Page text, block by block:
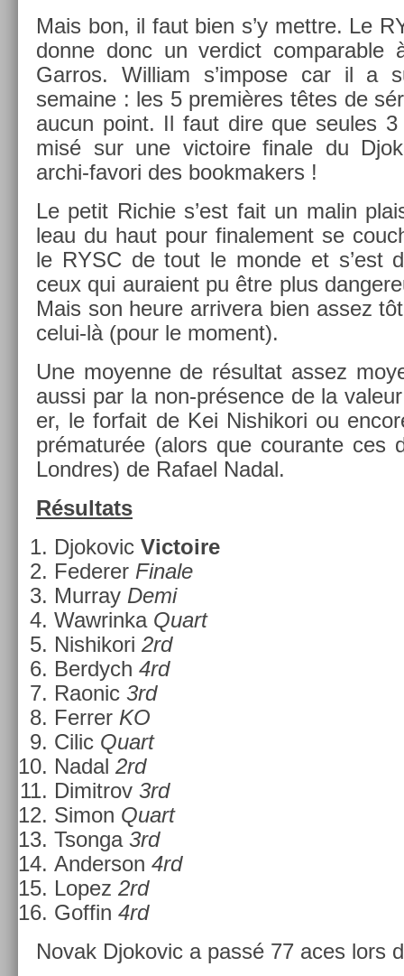
Mais bon, il faut bien s’y mettre. Le
donne donc un ver­dict com­par­able
Garros. Wil­liam s’im­pose car il a
semaine : les 5 premières têtes de
aucun point. Il faut dire que seules 3
misé sur une vic­toire fin­ale du
archi-favori des book­mak­ers !
Le petit Ric­hie s’est fait un malin
leau du haut pour fin­ale­ment se
le RYSC de tout le monde et s’est
ceux qui auraient pu être plus
Mais son heure ar­rivera bien assez
celui-là (pour le mo­ment).
Une moyen­ne de résul­tat assez
aussi par la non-présence de la
er, le for­fait de Kei Nis­hikori ou
prématurée (alors que co­uran­te ces
Londres) de Rafael Nadal.
Résul­tats
Djokovic Vic­toire
Feder­er Fin­ale
Mur­ray Demi
Waw­rinka Quart
Nis­hikori 2rd
Be­rdych 4rd
Raonic 3rd
Ferr­er KO
Cilic Quart
Nadal 2rd
Di­mit­rov 3rd
Simon Quart
Tson­ga 3rd
An­der­son 4rd
Lopez 2rd
Gof­fin 4rd
Novak Djokovic a passé 77 aces lors